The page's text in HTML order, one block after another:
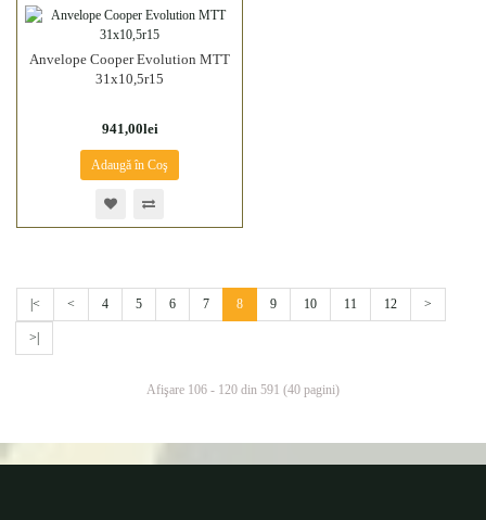
Anvelope Cooper Evolution MTT
31x10,5r15
941,00lei
Adaugă în Coş
|< < 4 5 6 7 8 9 10 11 12 >
>|
Afişare 106 - 120 din 591 (40 pagini)